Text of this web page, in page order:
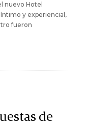
nuevo Hotel
y experiencial,
fueron
de